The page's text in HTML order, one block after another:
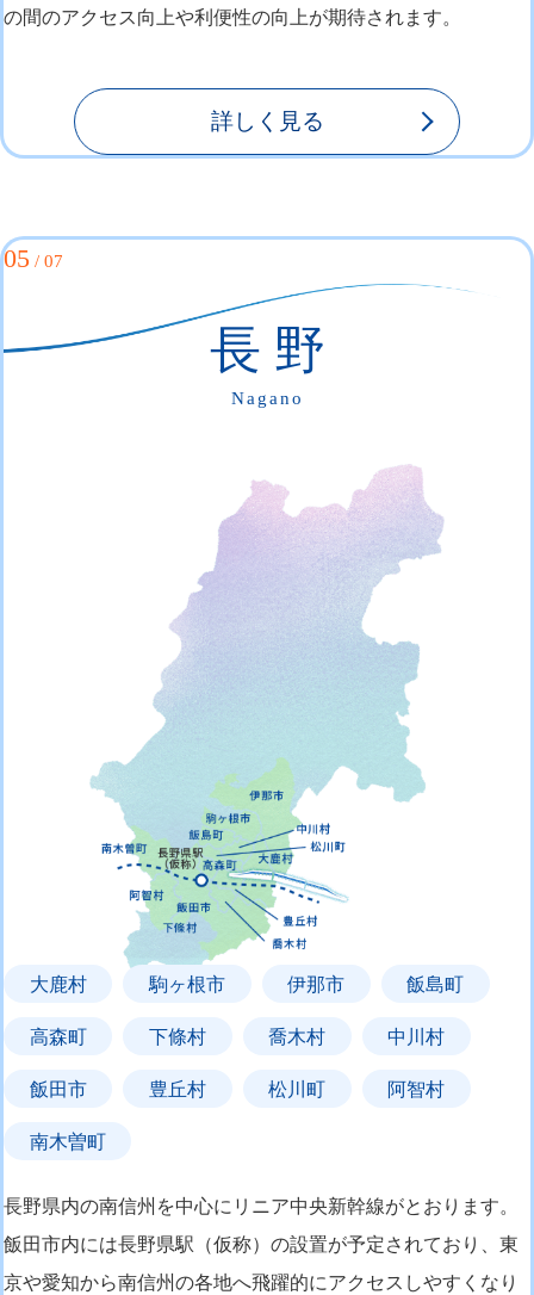
の間のアクセス向上や利便性の向上が期待されます。
詳しく見る
05 / 07
長 野
Nagano
大鹿村 駒ヶ根市 伊那市 飯島町
高森町 下條村 喬木村 中川村
飯田市 豊丘村 松川町 阿智村
南木曽町
長野県内の南信州を中心にリニア中央新幹線がとおります。
飯田市内には長野県駅（仮称）の設置が予定されており、東
京や愛知から南信州の各地へ飛躍的にアクセスしやすくなり